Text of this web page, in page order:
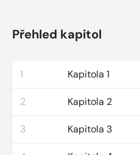
Přehled kapitol
1 Kapitola 1
2 Kapitola 2
3 Kapitola 3